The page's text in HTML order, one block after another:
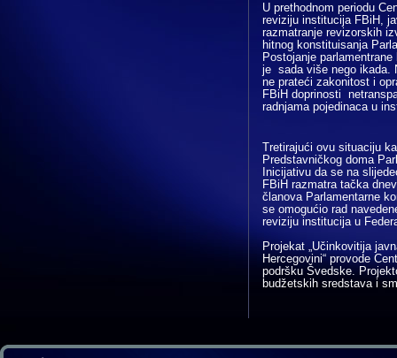
U prethodnom periodu
reviziju institucija FBiH,
razmatranje revizorskih
hitnog konstituisanja
Postojanje
je sada više nego ikada.
ne prateći zakonitost i
FBiH doprinosti
radnjama pojedinaca u
Tretirajući ovu situaciju
Predstavničkog doma
Inicijativu da se na
FBiH razmatra tačka
članova Parlamentarne
se omogućio rad
reviziju institucija u
Projekat „Učinkovitija
Hercegovini“ provode
podršku Švedske.
budžetskih sredstava i